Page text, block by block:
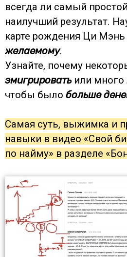
всегда ли самый
наилучший результат.
карте рождения Ци Мэнь
желаемому.
Узнайте, почему
эмигрироватьили много
чтобы было больше
Самая суть, выжимка и
навыки в видео «Свой
по найму» в разделе